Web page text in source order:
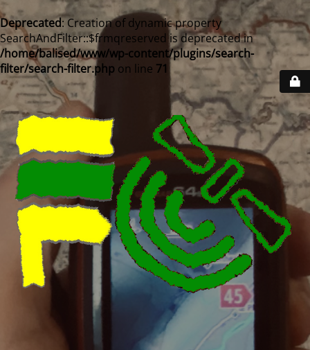
Deprecated: Creation of dynamic property
SearchAndFilter::$frmqreserved is deprecated in
/home/balised/www/wp-content/plugins/search-
filter/search-filter.php on line 71